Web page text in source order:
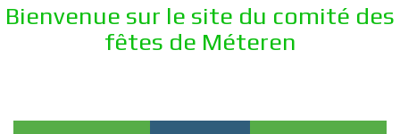
Bienvenue sur le site du comité des
fêtes de Méteren